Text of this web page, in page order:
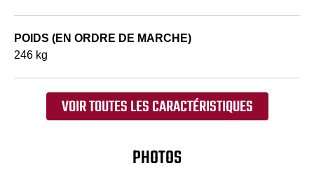
POIDS (EN ORDRE DE MARCHE)
246 kg
VOIR TOUTES LES CARACTÉRISTIQUES
PHOTOS